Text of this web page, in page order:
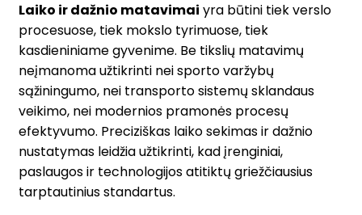
Laiko ir dažnio matavimai yra būtini tiek verslo
procesuose, tiek mokslo tyrimuose, tiek
kasdieniniame gyvenime. Be tikslių matavimų
neįmanoma užtikrinti nei sporto varžybų
sąžiningumo, nei transporto sistemų sklandaus
veikimo, nei modernios pramonės procesų
efektyvumo. Preciziškas laiko sekimas ir dažnio
nustatymas leidžia užtikrinti, kad įrenginiai,
paslaugos ir technologijos atitiktų griežčiausius
tarptautinius standartus.